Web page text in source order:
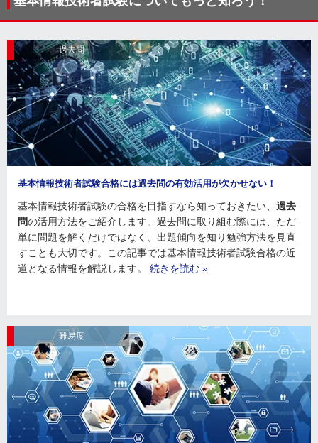
過去問
基本情報技術者試験合格には過去問の有効活用が欠かせない！
基本情報技術者試験の合格を目指すなら知っておきたい、 過去
問の活用方法をご紹介します。過去問に取り組む際には、ただ
単に問題を解くだけではなく、出題傾向を知り勉強方法を見直
すことも大切です。この記事では基本情報技術者試験合格の近
道となる情報を解説します。 続きを読む »
難易度